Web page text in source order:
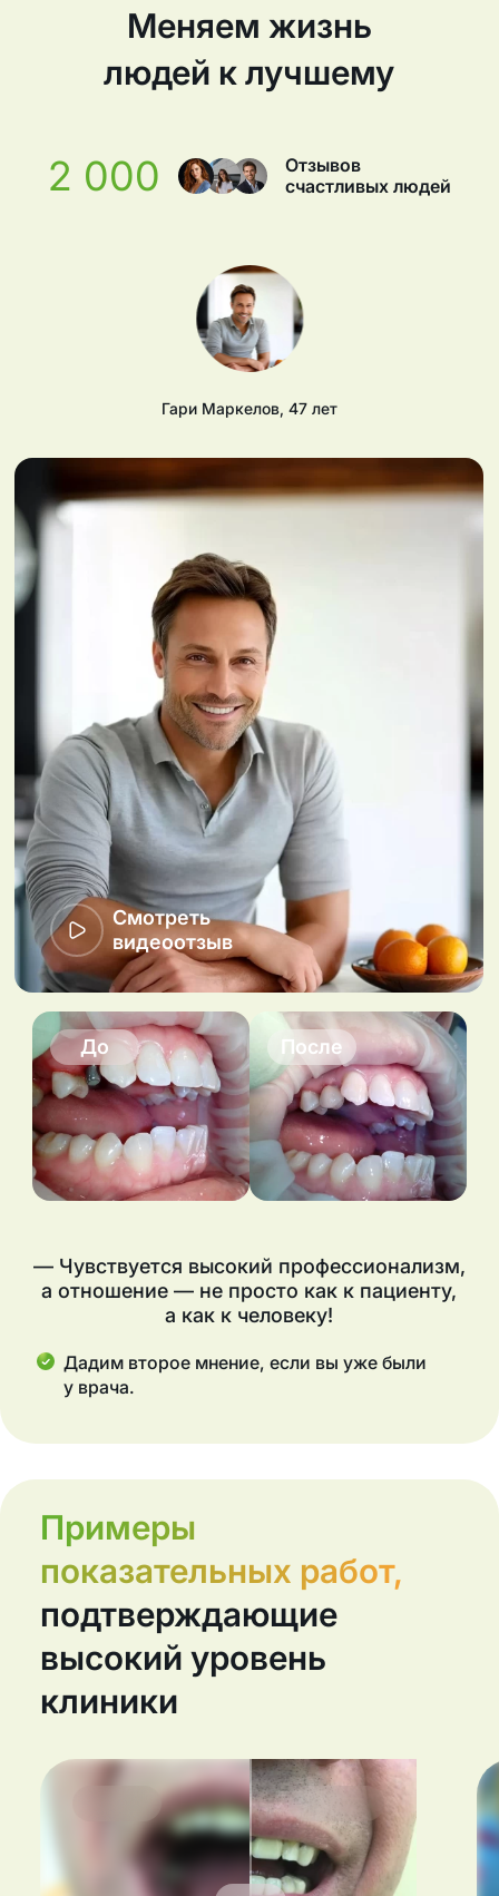
Меняем жизнь
людей к лучшему
2 000
Отзывов
счастливых людей
Гари Маркелов, 47 лет
Смотреть
видеоотзыв
До После
— Чувствуется высокий профессионализм,
а отношение — не просто как к пациенту,
а как к человеку!
Дадим второе мнение, если вы уже были
у врача.
Примеры
показательных работ,
подтверждающие
высокий уровень
клиники